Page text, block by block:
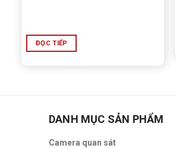
ĐỌC TIẾP
DANH MỤC SẢN PHẨM
Camera quan sát